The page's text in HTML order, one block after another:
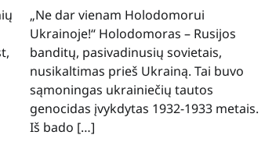
„Ne dar vienam Holodomorui
Ukrainoje!“ Holodomoras – Rusijos
banditų, pasivadinusių sovietais,
nusikaltimas prieš Ukrainą. Tai buvo
sąmoningas ukrainiečių tautos
genocidas įvykdytas 1932-1933 metais.
Iš bado […]